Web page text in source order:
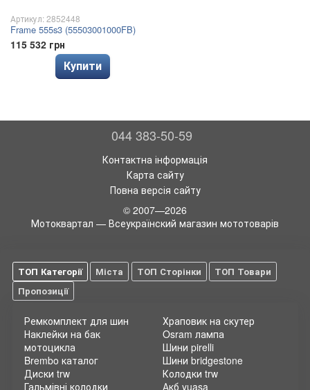
Артикул: 2852448
Frame 555s3 (55503001000FB)
115 532 грн
Купити
044 383-50-59
Контактна інформація
Карта сайту
Повна версія сайту
© 2007—2026
Мотоквартал — Всеукраїнский магазин мототоварів
ТОП Категорії Міста ТОП Сторінки
ТОП Товари
Пропозиції
Ремкомплект для шин
Наклейки на бак
мотоцикла
Brembo каталог
Диски trw
Гальмівні колодки
Храповик на скутер
Osram лампа
Шини pirelli
Шини bridgestone
Колодки trw
Акб yuasa